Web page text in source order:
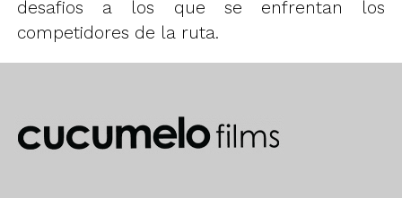
desafios a los que se enfrentan los
competidores de la ruta.